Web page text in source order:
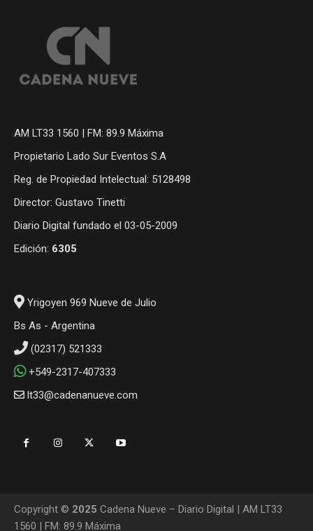
AM LT33 1560 | FM: 89.9 Máxima
Propietario Lado Sur Eventos S.A
Reg. de Propiedad Intelectual: 5128498
Director: Gustavo Tinetti
Diario Digital fundado el 03-05-2009
Edición: 6305
Yrigoyen 969 Nueve de Julio
Bs As - Argentina
(02317) 521333
+549-2317-407333
lt33@cadenanueve.com
Copyright © 2025 Cadena Nueve – Diario Digital | AM LT33
1560 | FM: 89.9 Máxima